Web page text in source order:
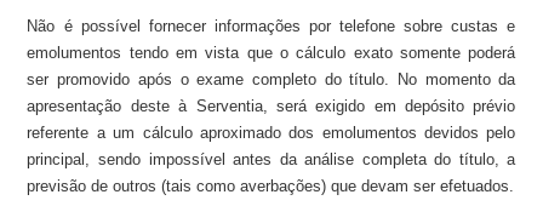
Não é possível fornecer informações por telefone sobre custas e
emolumentos tendo em vista que o cálculo exato somente poderá
ser promovido após o exame completo do título. No momento da
apresentação deste à Serventia, será exigido em depósito prévio
referente a um cálculo aproximado dos emolumentos devidos pelo
principal, sendo impossível antes da análise completa do título, a
previsão de outros (tais como averbações) que devam ser efetuados.